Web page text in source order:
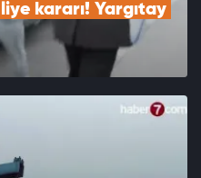
kararı! Yargıtay